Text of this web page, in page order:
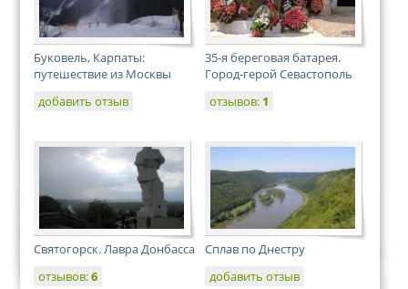
Буковель, Карпаты:
путешествие из Москвы
добавить отзыв
35-я береговая батарея.
Город-герой Севастополь
отзывов: 1
Святогорск. Лавра Донбасса
отзывов:6
Сплав по Днестру
добавить отзыв